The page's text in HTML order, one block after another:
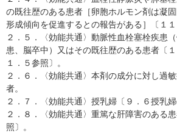
の既往歴のある患者［卵胞ホルモン剤は凝
形成傾向を促進するとの報告がある］〔１１
２．５．〈効能共通〉動脈性血栓塞栓疾患
患、脳卒中）又はその既往歴のある患者〔
１．５参照〕。
２．６．〈効能共通〉本剤の成分に対し過
者。
２．７．〈効能共通〉授乳婦〔９．６授乳婦
２．８．〈効能共通〉重篤な肝障害のある
照〕。